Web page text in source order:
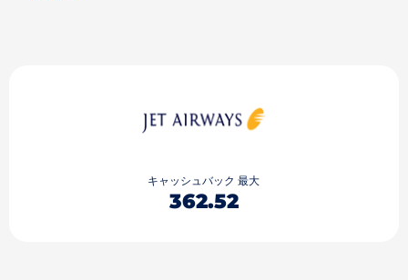
キャッシュバック 最大
362.52